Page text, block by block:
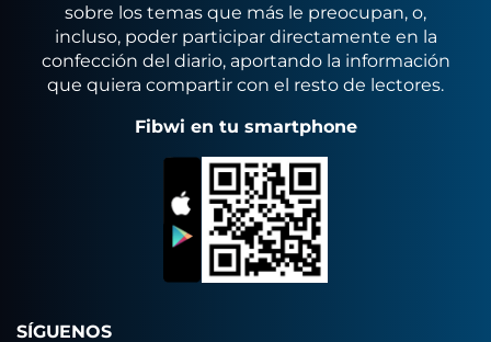
sobre los temas que más le preocupan, o,
incluso, poder participar directamente en la
confección del diario, aportando la información
que quiera compartir con el resto de lectores.
Fibwi en tu smartphone
SÍGUENOS